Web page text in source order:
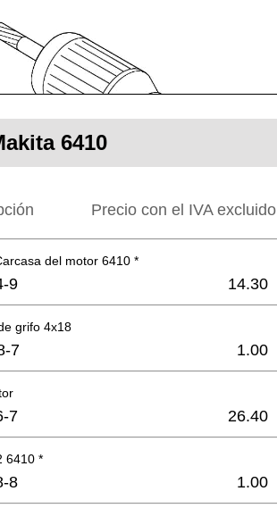
6410
Precio con el IVA excluido
del motor 6410 *
9 14.30
grifo 4x18
7 1.00
7 26.40
6410 *
8 1.00